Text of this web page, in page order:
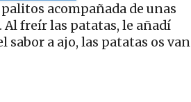
acompañada de unas
freír las patatas, le añadí
sabor a ajo, las patatas os van